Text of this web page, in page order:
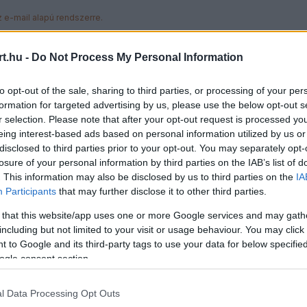
- Do Not Process My Personal Information
opt-out of the sale, sharing to third parties, or processing of your
for targeted advertising by us, please use the below opt-out
selection. Please note that after your opt-out request is processed
interest-based ads based on personal information utilized by us
to third parties prior to your opt-out. You may separately
of your personal information by third parties on the IAB’s list of
This information may also be disclosed by us to third parties on the
Participants that may further disclose it to other third parties.
that this website/app uses one or more Google services and may
but not limited to your visit or usage behaviour. You may
to Google and its third-party tags to use your data for below
consent section.
Data Processing Opt Outs
e-mail alapú rendszerre.
6 4
formája a valós tehetsége neki. Hogy ő jobban
2-3 másodperccel gyorsabb autó kéne, és még akkor is
csapattársa, aki tavaly is agyonoktatta azonos
4 2
áll arra, hogy ismét a mezőny élén harcoljon."